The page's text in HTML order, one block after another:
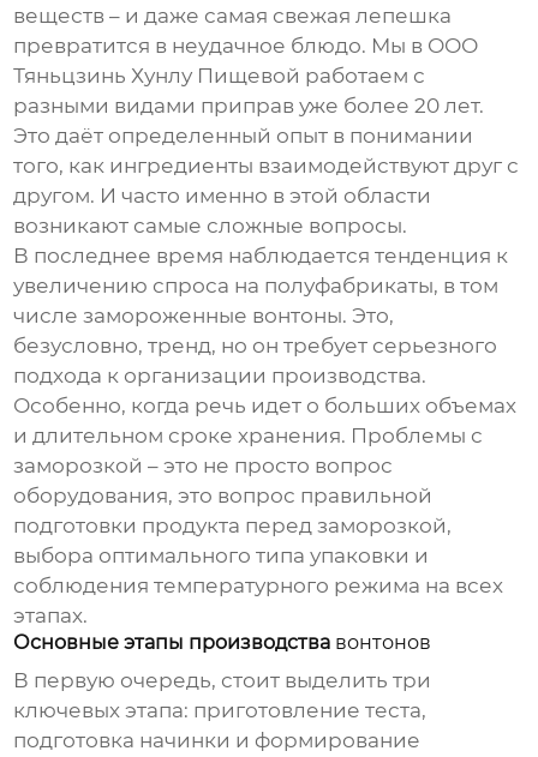
веществ – и даже самая свежая лепешка
превратится в неудачное блюдо. Мы в ООО
Тяньцзинь Хунлу Пищевой работаем с
разными видами приправ уже более 20 лет.
Это даёт определенный опыт в понимании
того, как ингредиенты взаимодействуют друг с
другом. И часто именно в этой области
возникают самые сложные вопросы.
В последнее время наблюдается тенденция к
увеличению спроса на полуфабрикаты, в том
числезамороженные вонтоны. Это,
безусловно, тренд, но он требует серьезного
подхода к организации производства.
Особенно, когда речь идет о больших объемах
и длительном сроке хранения. Проблемы с
заморозкой – это не просто вопрос
оборудования, это вопрос правильной
подготовки продукта перед заморозкой,
выбора оптимального типа упаковки и
соблюдения температурного режима на всех
этапах.
Основные этапы производства вонтонов
В первую очередь, стоит выделить три
ключевых этапа: приготовление теста,
подготовка начинки и формирование